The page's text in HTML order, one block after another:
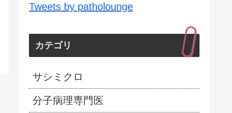
Tweets by patholounge
カテゴリ
サシミクロ
分子病理専門医